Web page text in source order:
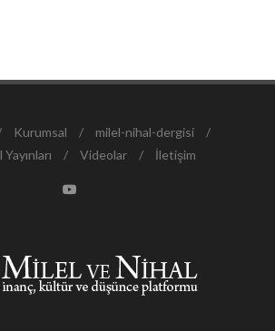
Kurumsal / milel-nihal-dergisi
/
/ Videolar / İletişim